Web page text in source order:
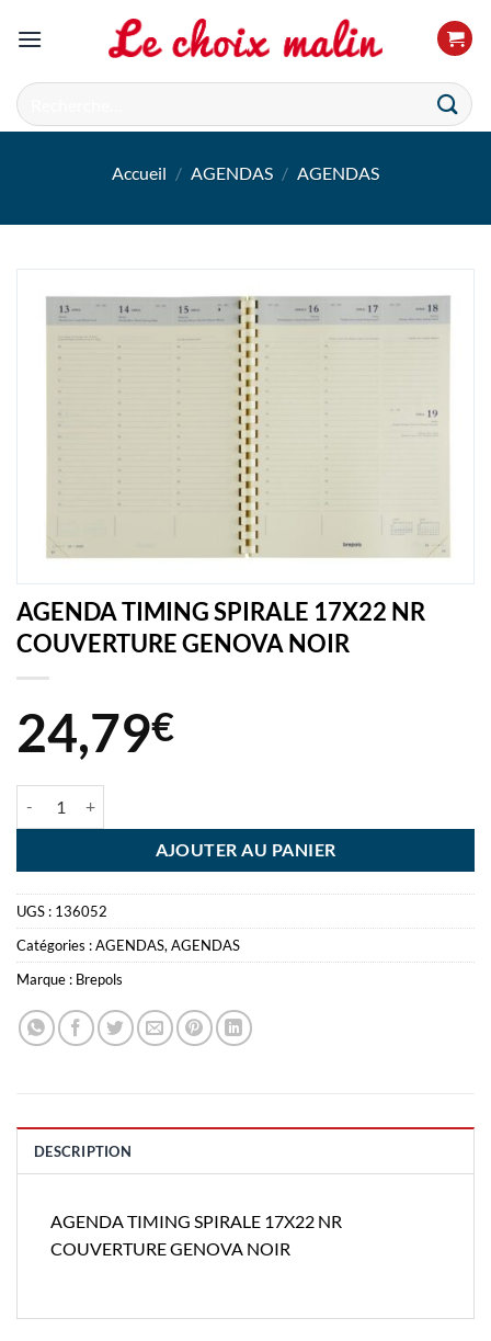
Recherche
pour :
Accueil / AGENDAS / AGENDAS
AGENDA TIMING SPIRALE 17X22 NR
COUVERTURE GENOVA NOIR
24,79€
AJOUTER AU PANIER
UGS : 136052
Catégories :AGENDAS,AGENDAS
Marque : Brepols
DESCRIPTION
AGENDA TIMING SPIRALE 17X22 NR
COUVERTURE GENOVA NOIR